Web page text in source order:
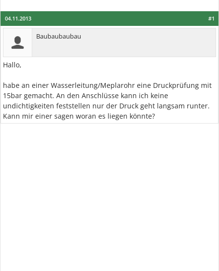
#1
04.11.2013
Baubaubaubau
Hallo,
habe an einer Wasserleitung/Meplarohr eine Druckprüfung mit
15bar gemacht. An den Anschlüsse kann ich keine
undichtigkeiten feststellen nur der Druck geht langsam runter.
Kann mir einer sagen woran es liegen könnte?